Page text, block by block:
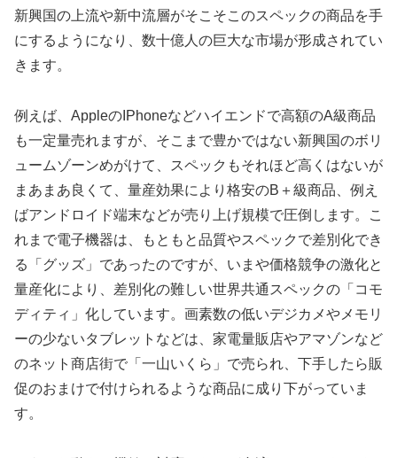
新興国の上流や新中流層がそこそこのスペックの商品を手
にするようになり、数十億人の巨大な市場が形成されてい
きます。
例えば、AppleのIPhoneなどハイエンドで高額のA級商品
も一定量売れますが、そこまで豊かではない新興国のボリ
ュームゾーンめがけて、スペックもそれほど高くはないが
まあまあ良くて、量産効果により格安のB＋級商品、例え
ばアンドロイド端末などが売り上げ規模で圧倒します。こ
れまで電子機器は、もともと品質やスペックで差別化でき
る「グッズ」であったのですが、いまや価格競争の激化と
量産化により、差別化の難しい世界共通スペックの「コモ
ディティ」化しています。画素数の低いデジカメやメモリ
ーの少ないタブレットなどは、家電量販店やアマゾンなど
のネット商店街で「一山いくら」で売られ、下手したら販
促のおまけで付けられるような商品に成り下がっていま
す。